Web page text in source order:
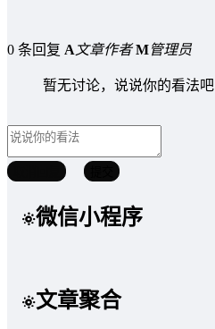
0 条回复 A文章作者 M管理员
暂无讨论，说说你的看法吧
微信小程序
文章聚合